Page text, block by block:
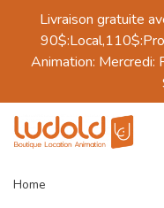
Livraison gratuite
Animation: Mercredi:
Home